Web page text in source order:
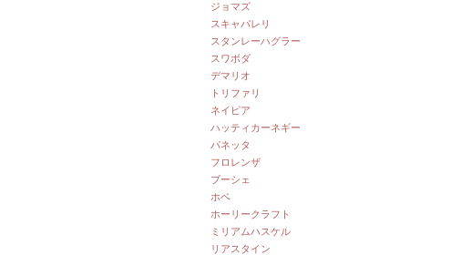
ジョマズ
スキャパレリ
スタンレーハグラー
スワボダ
デマリオ
トリファリ
ネイピア
ハッティカーネギー
パネッタ
フロレンザ
ブーシェ
ホベ
ホーリークラフト
ミリアムハスケル
リアスタイン